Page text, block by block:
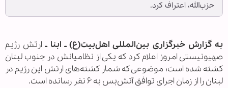
حزب‌الله، اعتراف کرد.
به گزارش خبرگزاری بین‌المللی اهل‌بیت(ع) ـ ابنا ـ ارتش رژیم
صهیونیستی امروز اعلام کرد که یکی از نظامیانش در جنوب لبنان
کشته شده است؛ موضوعی که شمار کشته‌های ارتش این رژیم در
لبنان را از زمان اجرای توافق آتش‌بس به ۶ نفر رسانده است.